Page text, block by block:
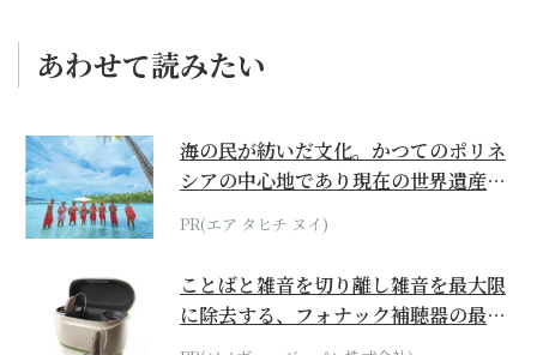
あわせて読みたい
海の民が紡いだ文化。かつてのポリネ
シアの中心地であり現在の世界遺産か
らみえてくる...
PR(エア タヒチ ヌイ)
ことばと雑音を切り離し雑音を最大限
に除去する、フォナック補聴器の最上
位モデル